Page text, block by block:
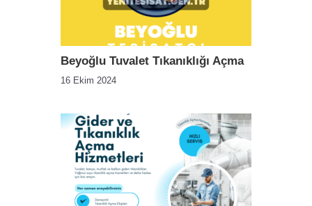
Beyoğlu Tuvalet Tıkanıklığı Açma
16 Ekim 2024